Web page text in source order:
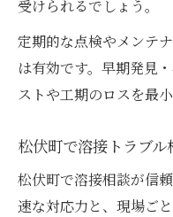
受けられるでしょう。
定期的な点検やメンテ
は有効です。早期発見
ストや工期のロスを最
松伏町で溶接トラブ
松伏町で溶接相談が信
速な対応力と、現場ご